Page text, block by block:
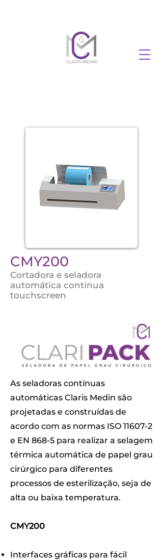
CMY200
Cortadora e seladora
automática contínua
touchscreen
As seladoras contínuas
automáticas Claris Medin são
projetadas e construídas de
acordo com as normas ISO 11607-2
e EN 868-5 para realizar a selagem
térmica automática de papel grau
cirúrgico para diferentes
processos de esterilização, seja de
alta ou baixa temperatura.
CMY200
Interfaces gráficas para fácil